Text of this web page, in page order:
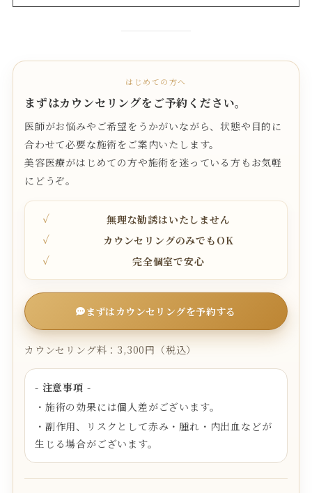
はじめての方へ
まずはカウンセリングをご予約ください。
医師がお悩みやご希望をうかがいながら、状態や目的に
合わせて必要な施術をご案内いたします。
美容医療がはじめての方や施術を迷っている方もお気軽
にどうぞ。
無理な勧誘はいたしません
カウンセリングのみでもOK
完全個室で安心
まずはカウンセリングを予約する
カウンセリング料：3,300円（税込）
- 注意事項 -
・施術の効果には個人差がございます。
・副作用、リスクとして赤み・腫れ・内出血などが
生じる場合がございます。